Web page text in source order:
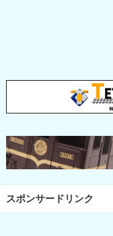
スポンサードリンク